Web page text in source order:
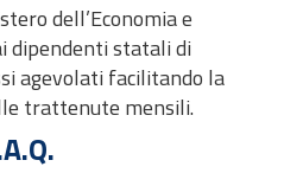
dell’Economia e
dipendenti statali di
agevolati facilitando la
trattenute mensili.